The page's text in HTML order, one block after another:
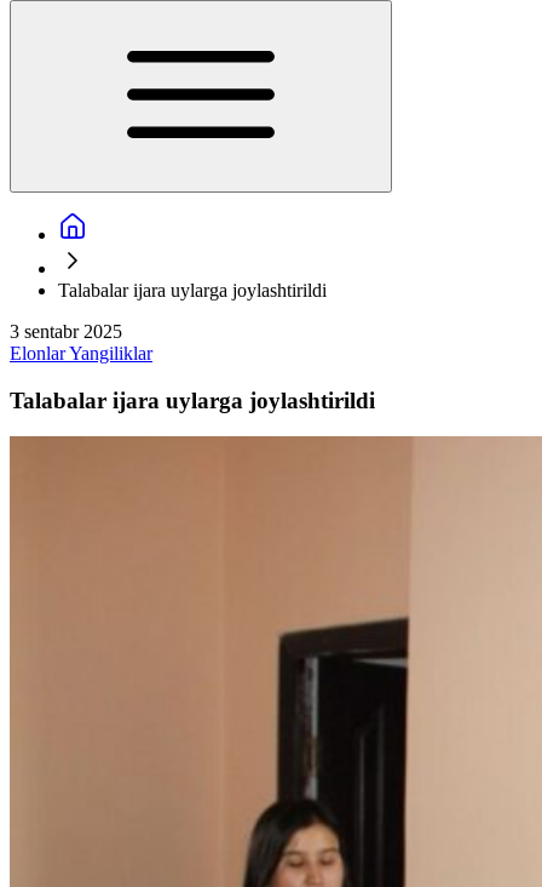
Talabalar ijara uylarga joylashtirildi
3 sentabr 2025
ElonlarYangiliklar
Talabalar ijara uylarga joylashtirildi